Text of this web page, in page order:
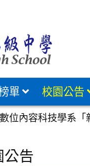
單 校園公告
位內容科技學系「
公告